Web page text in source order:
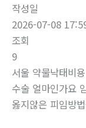
작성일
2026-07-08
조회
9
서울 약물낙태비
수술 얼마인가요
옳지않은 피임방